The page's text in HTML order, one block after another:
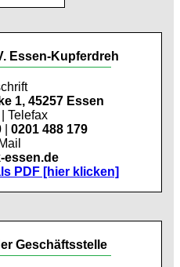
Essen-Kupferdreh
1, 45257 Essen
Telefax
0201 488 179
essen.de
PDF [hier klicken]
Geschäftsstelle